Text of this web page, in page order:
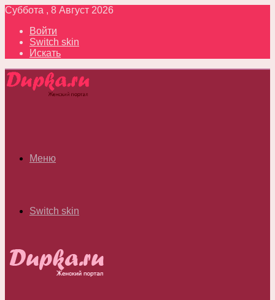
Суббота , 8 Август 2026
Войти
Switch skin
Искать
Меню
Switch skin